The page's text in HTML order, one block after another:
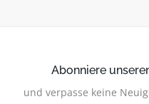
Abonniere
und verpasse keine